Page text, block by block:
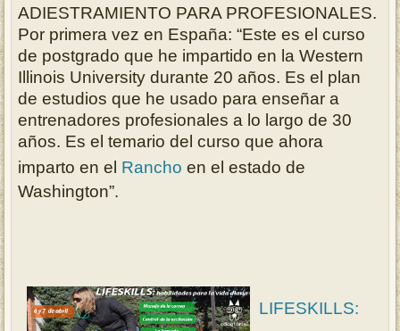
ADIESTRAMIENTO PARA PROFESIONALES.
Por primera vez en España: “Este es el curso
de postgrado que he impartido en la Western
Illinois University durante 20 años. Es el plan
de estudios que he usado para enseñar a
entrenadores profesionales a lo largo de 30
años. Es el temario del curso que ahora
imparto en el Rancho en el estado de
Washington”.
LIFESKILLS: